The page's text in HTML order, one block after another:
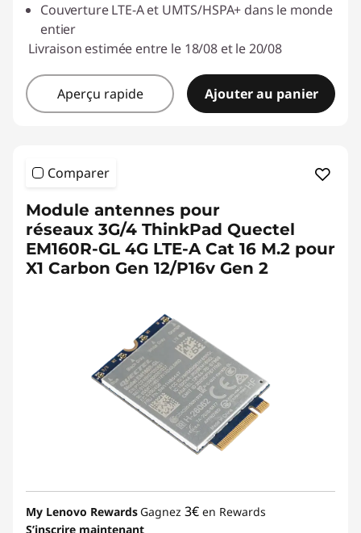
Couverture LTE-A et UMTS/HSPA+ dans le monde
entier
Livraison estimée entre le 18/08 et le 20/08
Aperçu rapide Ajouter au panier
Comparer
Module antennes pour
réseaux 3G/4 ThinkPad Quectel
EM160R-GL 4G LTE-A Cat 16 M.2 pour
X1 Carbon Gen 12/P16v Gen 2
My Lenovo Rewards Gagnez 3€ en Rewards
S’inscrire maintenant